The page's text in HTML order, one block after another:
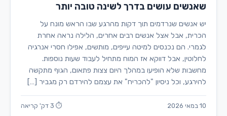
שאנשים עושים בדרך לשינה טובה יותר
יש אנשים שנרדמים תוך דקות מהרגע שבו הראש מונח על
הכרית, אבל אצל אנשים רבים אחרים, הלילה נראה אחרת
לגמרי. הם נכנסים למיטה עייפים, מותשים, אפילו חסרי אנרגיה
לחלוטין, אבל דווקא אז המוח מתחיל לעבוד שעות נוספות.
מחשבות שלא הופיעו במהלך היום צצות פתאום, הגוף מתקשה
להירגע, וכל ניסיון "להכריח" את עצמם להירדם רק מגביר […]
10 במאי 2026 ⏱ 3 דק' קריאה